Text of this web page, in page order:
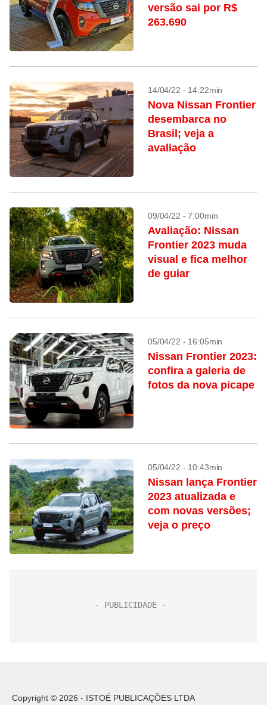
versão sai por R$
263.690
14/04/22 - 14:22min
Nova Nissan Frontier
desembarca no
Brasil; veja a
avaliação
09/04/22 - 7:00min
Avaliação: Nissan
Frontier 2023 muda
visual e fica melhor
de guiar
05/04/22 - 16:05min
Nissan Frontier 2023:
confira a galeria de
fotos da nova picape
05/04/22 - 10:43min
Nissan lança Frontier
2023 atualizada e
com novas versões;
veja o preço
Copyright © 2026 - ISTOÉ PUBLICAÇÕES LTDA